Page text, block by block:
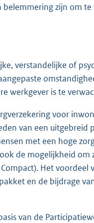
zijn om
verstandelijke of
werkgever is te
voor
van een uitgebreid
met een hoge
de mogelijkheid om
Het voordeel
en de bijdrage
van de